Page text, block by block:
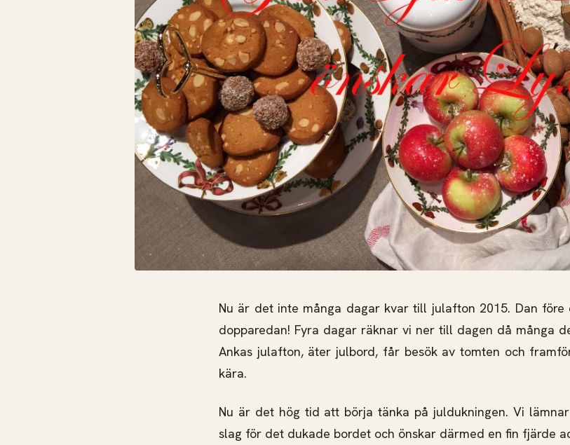
Nu är det inte många dagar kvar till julafton 2015. Dan
dopparedan! Fyra dagar räknar vi ner till dagen då många
Ankas julafton, äter julbord, får besök av tomten och
kära.
Nu är det hög tid att börja tänka på juldukningen. Vi
slag för det dukade bordet och önskar därmed en fin fjärde